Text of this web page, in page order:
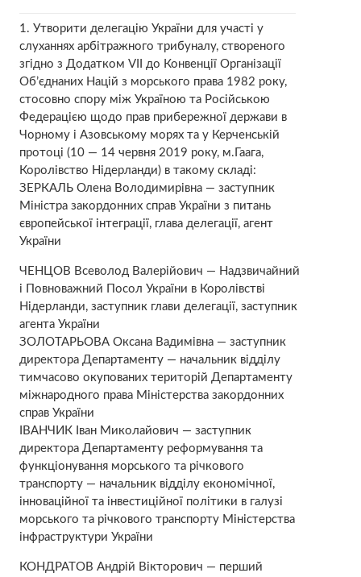
1. Утворити делегацію України для участі у
слуханнях арбітражного трибуналу, створеного
згідно з Додатком VII до Конвенції Організації
Об’єднаних Націй з морського права 1982 року,
стосовно спору між Україною та Російською
Федерацією щодо прав прибережної держави в
Чорному і Азовському морях та у Керченській
протоці (10 — 14 червня 2019 року, м.Гаага,
Королівство Нідерланди) в такому складі:
ЗЕРКАЛЬ Олена Володимирівна — заступник
Міністра закордонних справ України з питань
європейської інтеграції, глава делегації, агент
України
ЧЕНЦОВ Всеволод Валерійович — Надзвичайний
і Повноважний Посол України в Королівстві
Нідерланди, заступник глави делегації, заступник
агента України
ЗОЛОТАРЬОВА Оксана Вадимівна — заступник
директора Департаменту — начальник відділу
тимчасово окупованих територій Департаменту
міжнародного права Міністерства закордонних
справ України
ІВАНЧИК Іван Миколайович — заступник
директора Департаменту реформування та
функціонування морського та річкового
транспорту — начальник відділу економічної,
інноваційної та інвестиційної політики в галузі
морського та річкового транспорту Міністерства
інфраструктури України
КОНДРАТОВ Андрій Вікторович — перший